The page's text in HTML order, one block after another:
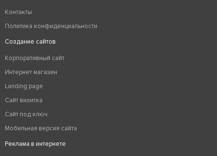
Контакты
Политика конфиденциальности
Создание сайтов
Корпоративный сайт
Интернет магазин
Landing page
Сайт визитка
Сайт под ключ
Мобильная версия сайта
Реклама в интернете